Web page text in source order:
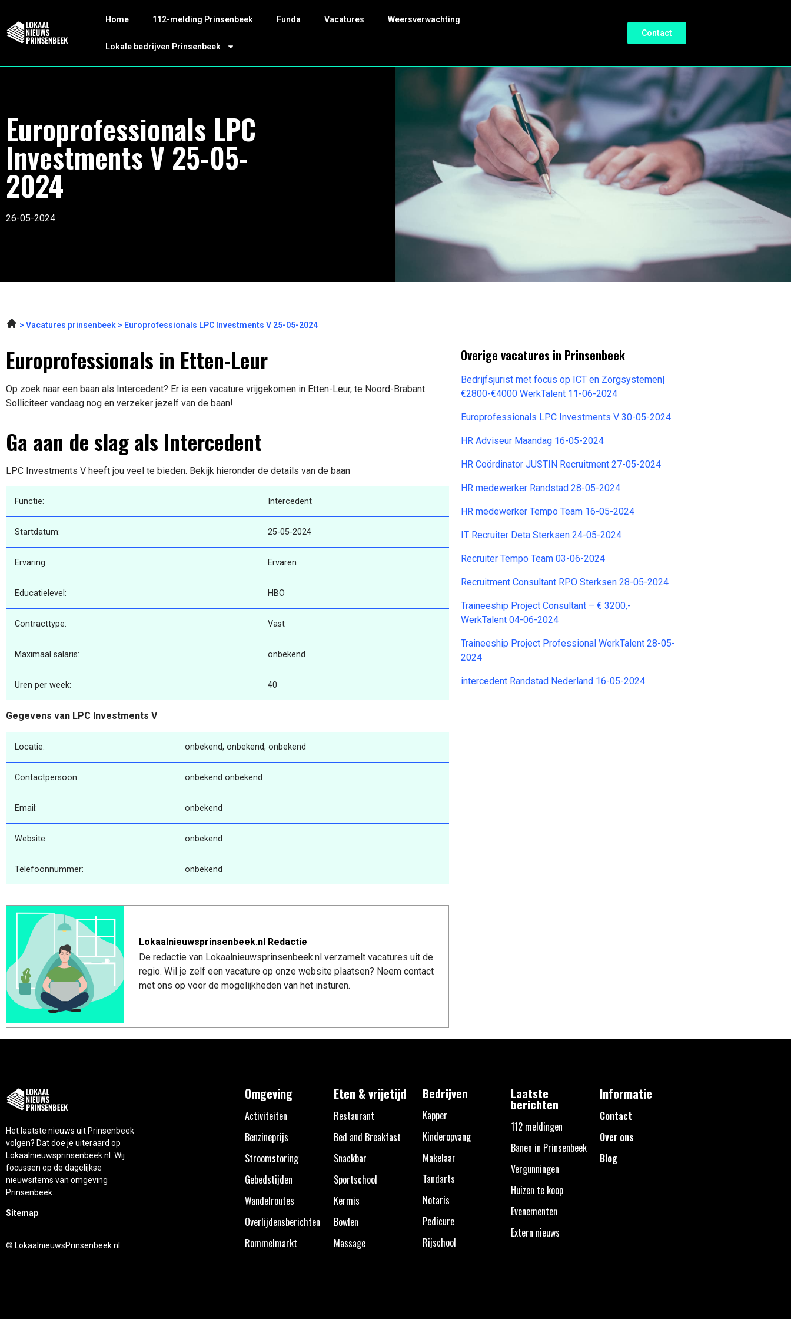
Home 112-melding Prinsenbeek Funda Vacatures Weersverwachting
Lokale bedrijven Prinsenbeek
Contact
Europrofessionals LPC
Investments V 25-05-
2024
26-05-2024
Vacatures prinsenbeek Europrofessionals LPC Investments V 25-05-2024
Europrofessionals in Etten-Leur
Op zoek naar een baan als Intercedent? Er is een vacature vrijgekomen in Etten-Leur, te Noord-Brabant.
Solliciteer vandaag nog en verzeker jezelf van de baan!
Ga aan de slag als Intercedent
LPC Investments V heeft jou veel te bieden. Bekijk hieronder de details van de baan
Functie: Intercedent
Startdatum: 25-05-2024
Ervaring: Ervaren
Educatielevel: HBO
Contracttype: Vast
Maximaal salaris: onbekend
Uren per week: 40
Gegevens van LPC Investments V
Locatie: onbekend, onbekend, onbekend
Contactpersoon: onbekend onbekend
Email: onbekend
Website: onbekend
Telefoonnummer: onbekend
Lokaalnieuwsprinsenbeek.nl Redactie
De redactie van Lokaalnieuwsprinsenbeek.nl verzamelt vacatures uit de
regio. Wil je zelf een vacature op onze website plaatsen? Neem contact
met ons op voor de mogelijkheden van het insturen.
Overige vacatures in Prinsenbeek
Bedrijfsjurist met focus op ICT en Zorgsystemen|
€2800-€4000 WerkTalent 11-06-2024
Europrofessionals LPC Investments V 30-05-2024
HR Adviseur Maandag 16-05-2024
HR Coördinator JUSTIN Recruitment 27-05-2024
HR medewerker Randstad 28-05-2024
HR medewerker Tempo Team 16-05-2024
IT Recruiter Deta Sterksen 24-05-2024
Recruiter Tempo Team 03-06-2024
Recruitment Consultant RPO Sterksen 28-05-2024
Traineeship Project Consultant – € 3200,-
WerkTalent 04-06-2024
Traineeship Project Professional WerkTalent 28-05-
2024
intercedent Randstad Nederland 16-05-2024
Het laatste nieuws uit Prinsenbeek
volgen? Dat doe je uiteraard op
Lokaalnieuwsprinsenbeek.nl. Wij
focussen op de dagelijkse
nieuwsitems van omgeving
Prinsenbeek.
Sitemap
© LokaalnieuwsPrinsenbeek.nl
Omgeving
Activiteiten
Benzineprijs
Stroomstoring
Gebedstijden
Wandelroutes
Overlijdensberichten
Rommelmarkt
Eten & vrijetijd
Restaurant
Bed and Breakfast
Snackbar
Sportschool
Kermis
Bowlen
Massage
Bedrijven
Kapper
Kinderopvang
Makelaar
Tandarts
Notaris
Pedicure
Rijschool
Laatste
berichten
112 meldingen
Banen in Prinsenbeek
Vergunningen
Huizen te koop
Evenementen
Extern nieuws
Informatie
Contact
Over ons
Blog